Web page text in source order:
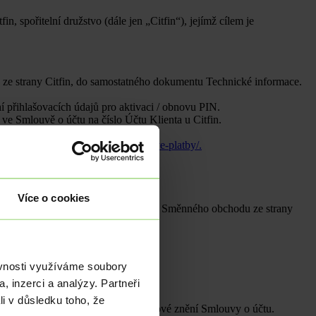
Více o cookies
využíváme soubory
inzerci a analýzy. Partneři
v důsledku toho, že
spořitelní družstvo (dále jen „Citfin“), jejímž cílem je
strany Citfin, do samostatného dokumentu Technické informace.
přihlašovacích údajů pro aktivaci / obnovu PIN.
Smlouvě o účtu na číslo Účtu Klienta u Citfin.
Klientského portálu Citfin.
www.citfin.cz/zahranicni-devizove-platby/.
ze strany Citfin a odstoupení od Směnného obchodu ze strany
i Produktový list Firemní účet a nové znění Smlouvy o účtu.